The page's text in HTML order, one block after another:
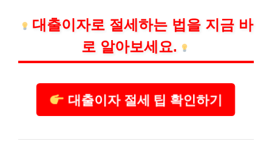
대출이자로 절세하는 법을 지금 바
로 알아보세요.
대출이자 절세 팁 확인하기